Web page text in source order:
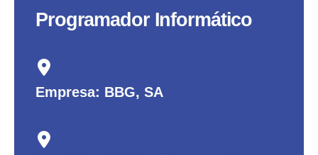
Programador Informático
Empresa: BBG, SA